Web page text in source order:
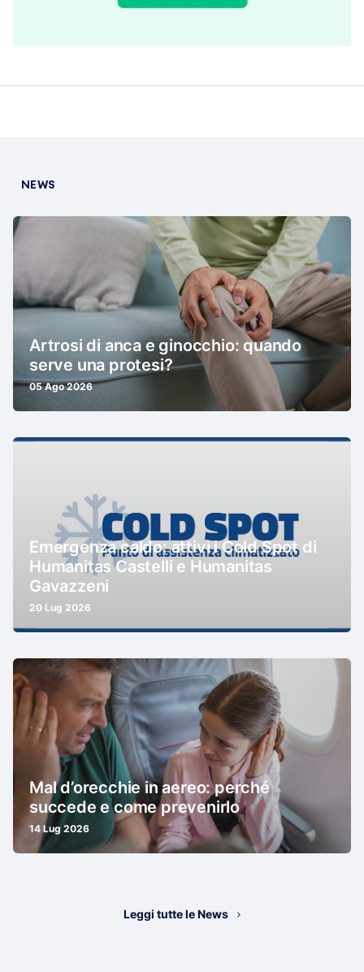
NEWS
Artrosi di anca e ginocchio: quando
serve una protesi?
05 Ago 2026
Emergenza caldo: attivi i Cold Spot di
Humanitas Castelli e Humanitas
Gavazzeni
20 Lug 2026
Mal d’orecchie in aereo: perché
succede e come prevenirlo
14 Lug 2026
Leggi tutte le News